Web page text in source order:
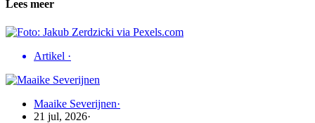
Lees meer
Artikel ·
Maaike Severijnen·
21 jul, 2026·